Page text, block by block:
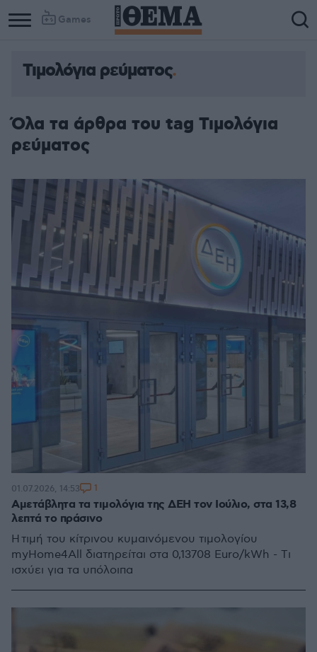
Games
Τιμολόγια ρεύματος
Όλα τα άρθρα του tag Τιμολόγια
ρεύματος
Αμετάβλητα τα τιμολόγια της ΔΕΗ τον Ιούλιο, στα 13,8
λεπτά το πράσινο
Η τιμή του κίτρινου κυμαινόμενου τιμολογίου
myHome4All διατηρείται στα 0,13708 Euro/kWh - Tι
ισχύει για τα υπόλοιπα
01.07.2026, 14:53 1